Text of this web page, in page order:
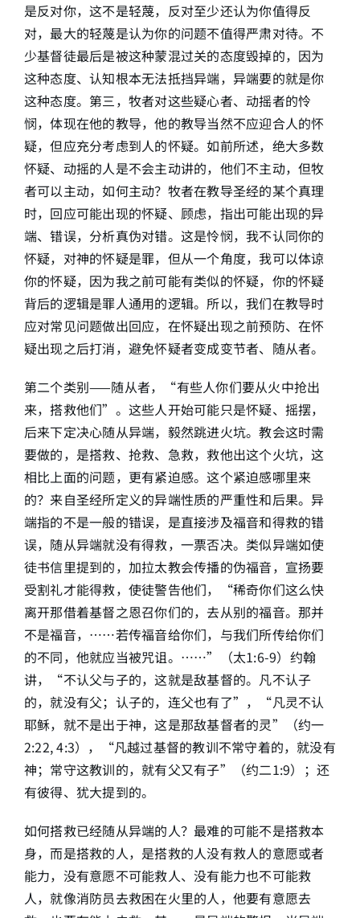
是反对你，这不是轻蔑，反对至少还认为你值得反
对，最大的轻蔑是认为你的问题不值得严肃对待。不
少基督徒最后是被这种蒙混过关的态度毁掉的，因为
这种态度、认知根本无法抵挡异端，异端要的就是你
这种态度。第三，牧者对这些疑心者、动摇者的怜
悯，体现在他的教导，他的教导当然不应迎合人的怀
疑，但应充分考虑到人的怀疑。如前所述，绝大多数
怀疑、动摇的人是不会主动讲的，他们不主动，但牧
者可以主动，如何主动？牧者在教导圣经的某个真理
时，回应可能出现的怀疑、顾虑，指出可能出现的异
端、错误，分析真伪对错。这是怜悯，我不认同你的
怀疑，对神的怀疑是罪，但从一个角度，我可以体谅
你的怀疑，因为我之前可能有类似的怀疑，你的怀疑
背后的逻辑是罪人通用的逻辑。所以，我们在教导时
应对常见问题做出回应，在怀疑出现之前预防、在怀
疑出现之后打消，避免怀疑者变成变节者、随从者。
第二个类别——随从者，“有些人你们要从火中抢出
来，搭救他们”。这些人开始可能只是怀疑、摇摆，
后来下定决心随从异端，毅然跳进火坑。教会这时需
要做的，是搭救、抢救、急救，救他出这个火坑，这
相比上面的问题，更有紧迫感。这个紧迫感哪里来
的？来自圣经所定义的异端性质的严重性和后果。异
端指的不是一般的错误，是直接涉及福音和得救的错
误，随从异端就没有得救，一票否决。类似异端如使
徒书信里提到的，加拉太教会传播的伪福音，宣扬要
受割礼才能得救，使徒警告他们，“稀奇你们这么快
离开那借着基督之恩召你们的，去从别的福音。那并
不是福音，……若传福音给你们，与我们所传给你们
的不同，他就应当被咒诅。……”（太1:6-9）约翰
讲，“不认父与子的，这就是敌基督的。凡不认子
的，就没有父；认子的，连父也有了”，“凡灵不认
耶稣，就不是出于神，这是那敌基督者的灵”（约一
2:22, 4:3），“凡越过基督的教训不常守着的，就没有
神；常守这教训的，就有父又有子”（约二1:9）；还
有彼得、犹大提到的。
如何搭救已经随从异端的人？最难的可能不是搭救本
身，而是搭救的人，是搭救的人没有救人的意愿或者
能力，没有意愿不可能救人、没有能力也不可能救
人，就像消防员去救困在火里的人，他要有意愿去